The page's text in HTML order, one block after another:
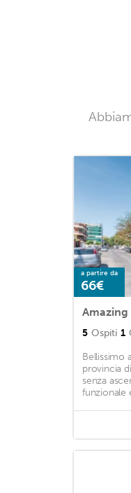
a partire da
66€
5 Ospiti 1
Bellissimo
provincia
senza
funzionale